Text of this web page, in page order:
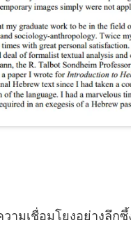
วามเชื่อมโยงอย่างลึ